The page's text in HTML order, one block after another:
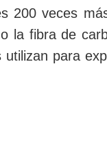
200 veces
la fibra de
para